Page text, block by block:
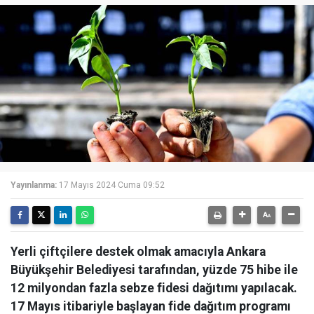
Yayınlanma: 17 Mayıs 2024 Cuma 09:52
Yerli çiftçilere destek olmak amacıyla Ankara
Büyükşehir Belediyesi tarafından, yüzde 75 hibe ile
12 milyondan fazla sebze fidesi dağıtımı yapılacak.
17 Mayıs itibariyle başlayan fide dağıtım programı